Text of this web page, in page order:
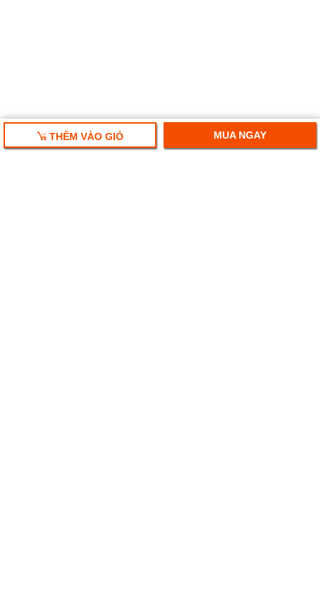
THÊM VÀO GIỎ MUA NGAY